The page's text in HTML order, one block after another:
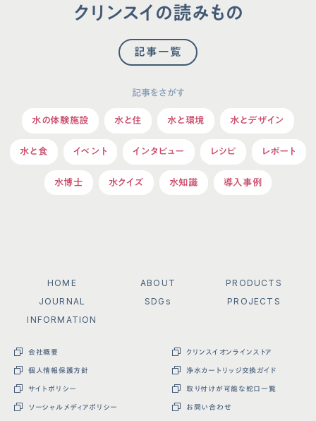
クリンスイの読みもの
記事一覧
記事をさがす
水の体験施設 水と住 水と環境 水とデザイン
水と食 イベント インタビュー レシピ レポート
水博士 水クイズ 水知識 導入事例
HOME ABOUT
PRODUCTS
JOURNAL
SDGs
PROJECTS
INFORMATION
会社概要
個人情報保護方針
サイトポリシー
ソーシャルメディアポリシー
クリンスイオンラインストア
浄水カートリッジ交換ガイド
取り付けが可能な蛇口一覧
お問い合わせ